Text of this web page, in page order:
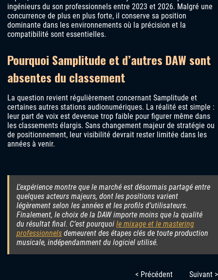
ingénieurs du son professionnels entre 2023 et 2026. Malgré une
concurrence de plus en plus forte, il conserve sa position
dominante dans les environnements où la précision et la
compatibilité sont essentielles.
Pourquoi Samplitude et d’autres DAW sont
absentes du classement
La question revient régulièrement concernant Samplitude et
certaines autres stations audionumériques. La réalité est simple :
leur part de voix est devenue trop faible pour figurer même dans
les classements élargis. Sans changement majeur de stratégie ou
de positionnement, leur visibilité devrait rester limitée dans les
années à venir.
L’expérience montre que le marché est désormais partagé entre
quelques acteurs majeurs, dont les positions varient
légèrement selon les années et les profils d’utilisateurs.
Finalement, le choix de la DAW importe moins que la qualité
du résultat final. C’est pourquoi le mixage et le mastering
professionnels demeurent des étapes clés de toute production
musicale, indépendamment du logiciel utilisé.
< Précédent Suivant >